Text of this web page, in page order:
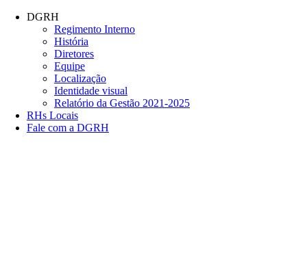
Conteúdo principal
DGRH
Regimento Interno
História
Diretores
Equipe
Localização
Identidade visual
Relatório da Gestão 2021-2025
RHs Locais
Fale com a DGRH